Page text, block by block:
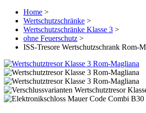
Home >
Wertschutzschränke >
Wertschutzschränke Klasse 3 >
ohne Feuerschutz >
ISS-Tresore Wertschutzschrank Rom-